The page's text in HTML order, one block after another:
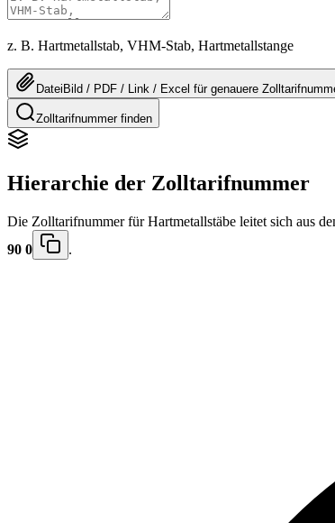
z. B. Hartmetallstab, VHM-Stab, Hartmetallstange
Datei Bild / PDF / Link / Excel für genauere
Zolltarifnummer finden
Hierarchie der Zolltarifnummer
Die Zolltarifnummer für Hartmetallstäbe leitet sich aus
90 0
.